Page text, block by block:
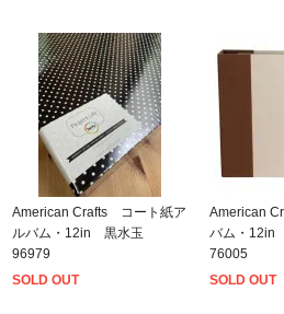
American Crafts コート紙ア
ルバム・12in 黒水玉
96979
SOLD OUT
American
バム・
76005
SOLD OUT